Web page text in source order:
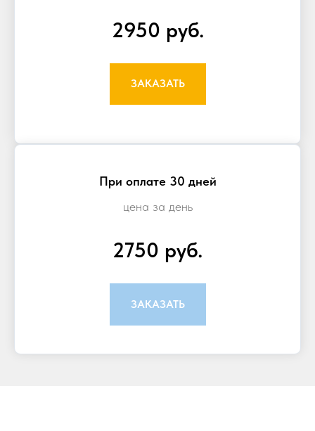
2950 руб.
ЗАКАЗАТЬ
При оплате 30 дней
цена за день
2750 руб.
ЗАКАЗАТЬ